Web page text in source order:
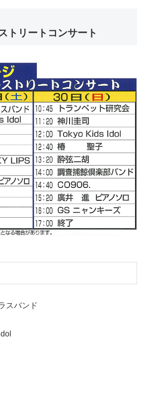
トリートコンサート
スバンド